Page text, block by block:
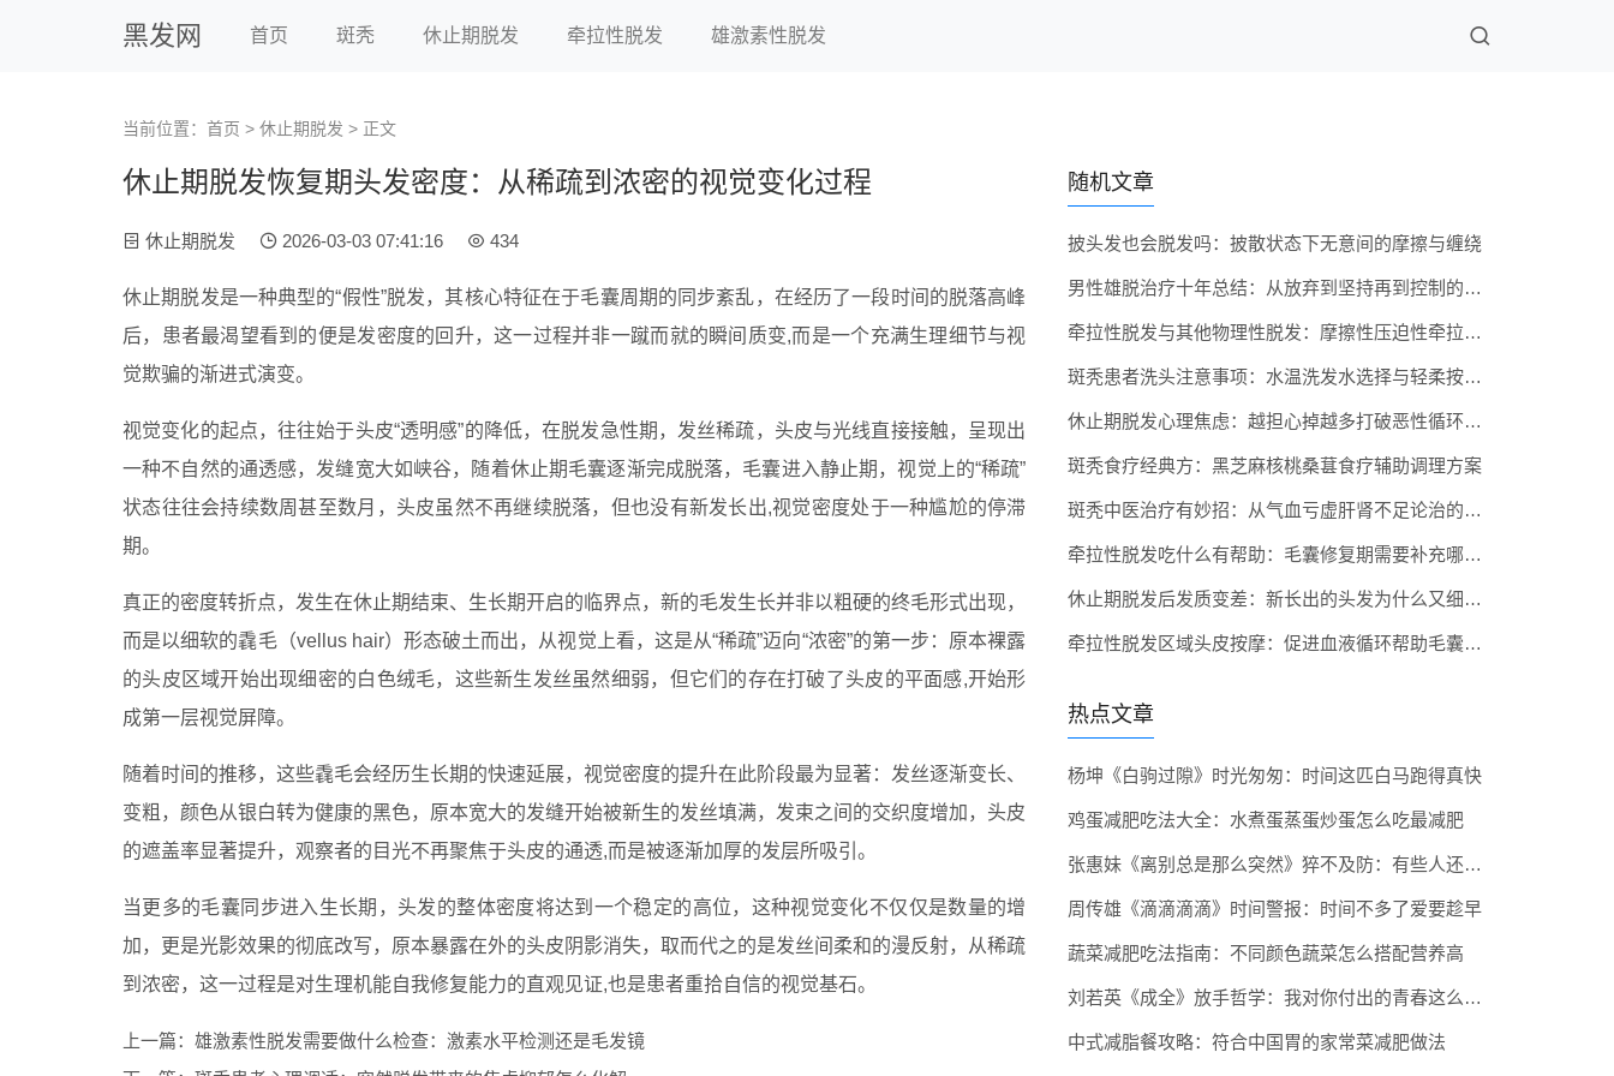
黑发网 首页 斑秃 休止期脱发 牵拉性脱发 雄激素性脱发
当前位置： 首页 > 休止期脱发 > 正文
休止期脱发恢复期头发密度：从稀疏到浓密的视觉变化过程
休止期脱发 2026-03-03 07:41:16 434
休止期脱发是一种典型的“假性”脱发，其核心特征在于毛囊周期的同步紊乱，在经历了一段时间的脱落高峰
后，患者最渴望看到的便是发密度的回升，这一过程并非一蹴而就的瞬间质变,而是一个充满生理细节与视
觉欺骗的渐进式演变。
视觉变化的起点，往往始于头皮“透明感”的降低，在脱发急性期，发丝稀疏，头皮与光线直接接触，呈现出
一种不自然的通透感，发缝宽大如峡谷，随着休止期毛囊逐渐完成脱落，毛囊进入静止期，视觉上的“稀疏”
状态往往会持续数周甚至数月，头皮虽然不再继续脱落，但也没有新发长出,视觉密度处于一种尴尬的停滞
期。
真正的密度转折点，发生在休止期结束、生长期开启的临界点，新的毛发生长并非以粗硬的终毛形式出现，
而是以细软的毳毛（vellus hair）形态破土而出，从视觉上看，这是从“稀疏”迈向“浓密”的第一步：原本裸露
的头皮区域开始出现细密的白色绒毛，这些新生发丝虽然细弱，但它们的存在打破了头皮的平面感,开始形
成第一层视觉屏障。
随着时间的推移，这些毳毛会经历生长期的快速延展，视觉密度的提升在此阶段最为显著：发丝逐渐变长、
变粗，颜色从银白转为健康的黑色，原本宽大的发缝开始被新生的发丝填满，发束之间的交织度增加，头皮
的遮盖率显著提升，观察者的目光不再聚焦于头皮的通透,而是被逐渐加厚的发层所吸引。
当更多的毛囊同步进入生长期，头发的整体密度将达到一个稳定的高位，这种视觉变化不仅仅是数量的增
加，更是光影效果的彻底改写，原本暴露在外的头皮阴影消失，取而代之的是发丝间柔和的漫反射，从稀疏
到浓密，这一过程是对生理机能自我修复能力的直观见证,也是患者重拾自信的视觉基石。
上一篇： 雄激素性脱发需要做什么检查：激素水平检测还是毛发镜
随机文章
披头发也会脱发吗：披散状态下无意间的摩擦与缠绕
男性雄脱治疗十年总结：从放弃到坚持再到控制的经验
牵拉性脱发与其他物理性脱发：摩擦性压迫性牵拉性区别
斑秃患者洗头注意事项：水温洗发水选择与轻柔按摩手法
休止期脱发心理焦虑：越担心掉越多打破恶性循环的方法
斑秃食疗经典方：黑芝麻核桃桑葚食疗辅助调理方案
斑秃中医治疗有妙招：从气血亏虚肝肾不足论治的思路
牵拉性脱发吃什么有帮助：毛囊修复期需要补充哪些营养
休止期脱发后发质变差：新长出的头发为什么又细又软
牵拉性脱发区域头皮按摩：促进血液循环帮助毛囊苏醒的手法
热点文章
杨坤《白驹过隙》时光匆匆：时间这匹白马跑得真快
鸡蛋减肥吃法大全：水煮蛋蒸蛋炒蛋怎么吃最减肥
张惠妹《离别总是那么突然》猝不及防：有些人还没好好告别就散了
周传雄《滴滴滴滴》时间警报：时间不多了爱要趁早
蔬菜减肥吃法指南：不同颜色蔬菜怎么搭配营养高
刘若英《成全》放手哲学：我对你付出的青春这么多年
中式减脂餐攻略：符合中国胃的家常菜减肥做法